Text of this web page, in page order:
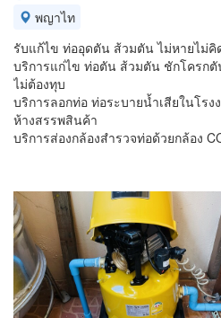
พญาไท
รับแก้ไข ท่ออุดตัน ส้วมตัน ไม่หายไม่คิ
บริการแก่ไข ท่อตัน ส้วมตัน ชักโครกตั
ไม่ต้องทุบ
บริการลอกท่อ ท่อระบายน้ำเสียในโร
ห้างสรรพสินค้า
บริการส่องกล้องสำรวจท่อด้วยกล้อง